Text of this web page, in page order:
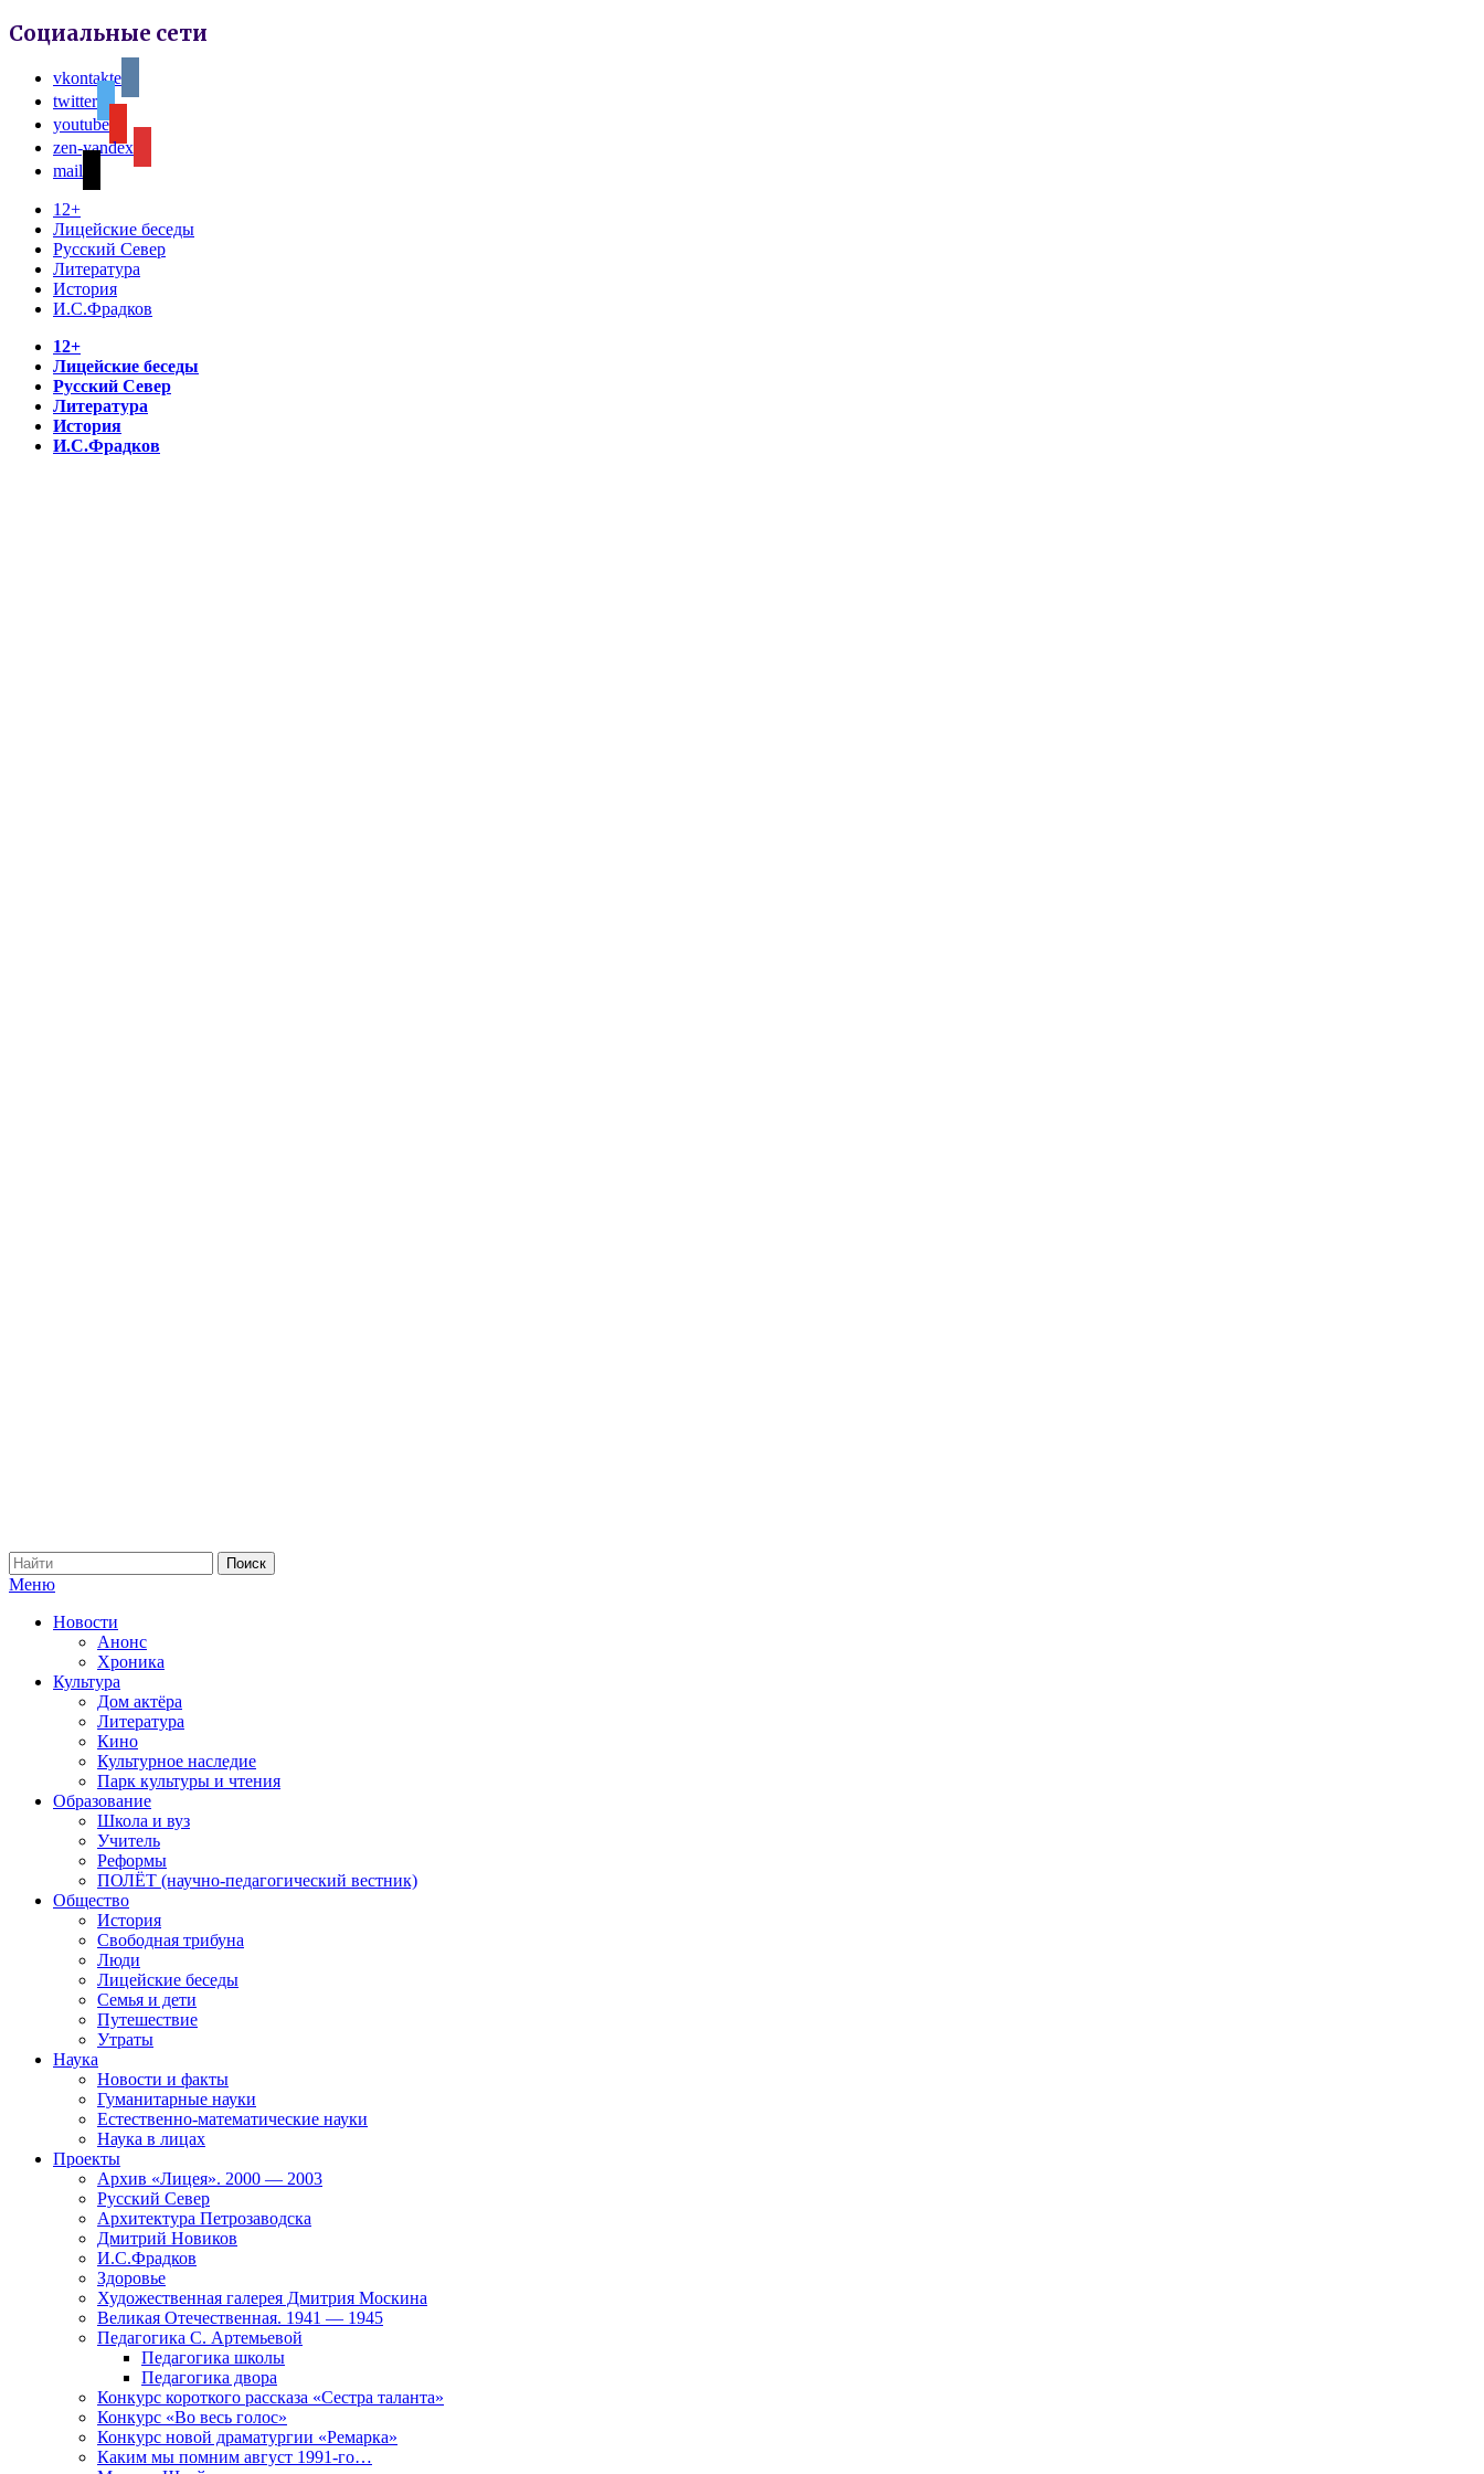
Социальные сети
vkontakte
twitter
youtube
zen-yandex
mail
12+
Лицейские беседы
Русский Север
Литература
История
И.С.Фрадков
12+
Лицейские беседы
Русский Север
Литература
История
И.С.Фрадков
Меню
Новости
Анонс
Хроника
Культура
Дом актёра
Литература
Кино
Культурное наследие
Парк культуры и чтения
Образование
Школа и вуз
Учитель
Реформы
ПОЛЁТ (научно-педагогический вестник)
Общество
История
Свободная трибуна
Люди
Лицейские беседы
Семья и дети
Путешествие
Утраты
Наука
Новости и факты
Гуманитарные науки
Естественно-математические науки
Наука в лицах
Проекты
Архив «Лицея». 2000 — 2003
Русский Север
Архитектура Петрозаводска
Дмитрий Новиков
И.С.Фрадков
Здоровье
Художественная галерея Дмитрия Москина
Великая Отечественная. 1941 — 1945
Педагогика С. Артемьевой
Педагогика школы
Педагогика двора
Конкурс короткого рассказа «Сестра таланта»
Конкурс «Во весь голос»
Конкурс новой драматургии «Ремарка»
Каким мы помним август 1991-го…